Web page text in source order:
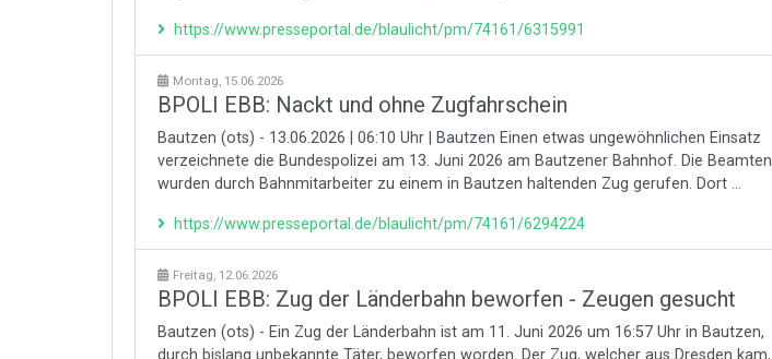
https://www.presseportal.de/blaulicht/pm/74161/6315991
Montag, 15.06.2026
BPOLI EBB: Nackt und ohne Zugfahrschein
Bautzen (ots) - 13.06.2026 | 06:10 Uhr | Bautzen Einen etwas ungewöhnlichen Einsatz
verzeichnete die Bundespolizei am 13. Juni 2026 am Bautzener Bahnhof. Die Beamten
wurden durch Bahnmitarbeiter zu einem in Bautzen haltenden Zug gerufen. Dort ...
https://www.presseportal.de/blaulicht/pm/74161/6294224
Freitag, 12.06.2026
BPOLI EBB: Zug der Länderbahn beworfen - Zeugen gesucht
Bautzen (ots) - Ein Zug der Länderbahn ist am 11. Juni 2026 um 16:57 Uhr in Bautzen,
durch bislang unbekannte Täter, beworfen worden. Der Zug, welcher aus Dresden kam,